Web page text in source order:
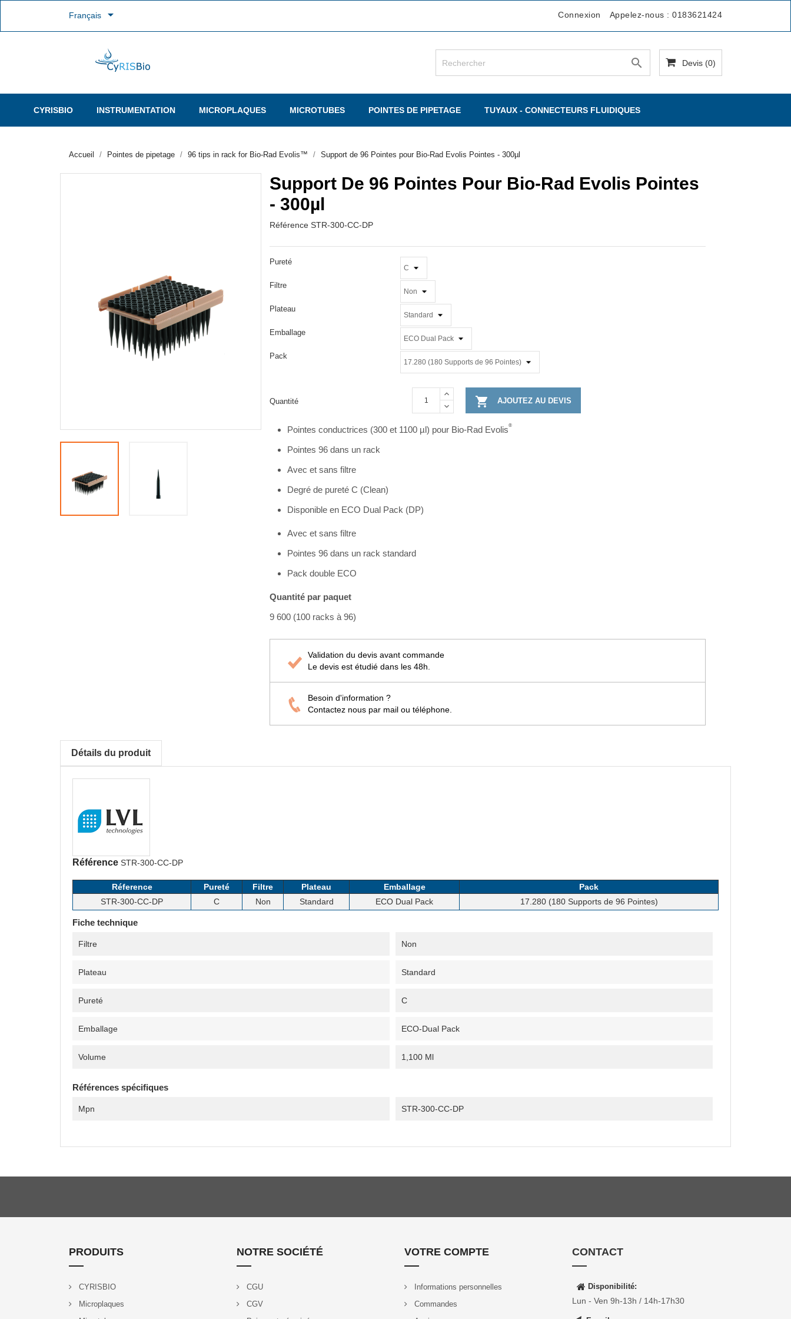
Français  Connexion Appelez-nous : 0183621424
Devis (0)

CYRISBIO INSTRUMENTATION MICROPLAQUES MICROTUBES POINTES DE PIPETAGE TUYAUX - CONNECTEURS FLUIDIQUES
Accueil Pointes de pipetage 96 tips in rack for Bio-Rad Evolis™ Support de 96 Pointes pour Bio-Rad Evolis Pointes - 300µl
Support De 96 Pointes Pour Bio-Rad Evolis Pointes
- 300µl
Référence STR-300-CC-DP
Pureté
Filtre
Plateau
Emballage
Pack
Quantité  AJOUTEZ AU DEVIS
Pointes conductrices (300 et 1100 µl) pour Bio-Rad Evolis®
Pointes 96 dans un rack
Avec et sans filtre
Degré de pureté C (Clean)
Disponible en ECO Dual Pack (DP)
Avec et sans filtre
Pointes 96 dans un rack standard
Pack double ECO
Quantité par paquet
9 600 (100 racks à 96)
Validation du devis avant commande
Le devis est étudié dans les 48h.
Besoin d'information ?
Contactez nous par mail ou téléphone.
Détails du produit
Référence STR-300-CC-DP
Réference Pureté Filtre Plateau Emballage
Pack
STR-300-CC-DP
C Non Standard ECO Dual Pack 17.280 (180 Supports de 96 Pointes)
Fiche technique
Filtre Non
Plateau Standard
Pureté C
Emballage ECO-Dual Pack
Volume 1,100 Μl
Références spécifiques
Mpn STR-300-CC-DP
PRODUITS
CYRISBIO
Microplaques
NOTRE SOCIÉTÉ
CGU
CGV
VOTRE COMPTE
Informations personnelles
Commandes
CONTACT
Disponibilité:
Lun - Ven 9h-13h / 14h-17h30